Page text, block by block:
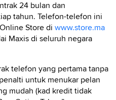
24 bulan dan
tahun. Telefon-telefon ini
Store di www.store.ma
Maxis di seluruh negara
telefon yang pertama tanpa
untuk menukar pelan
mudah (kad kredit tidak